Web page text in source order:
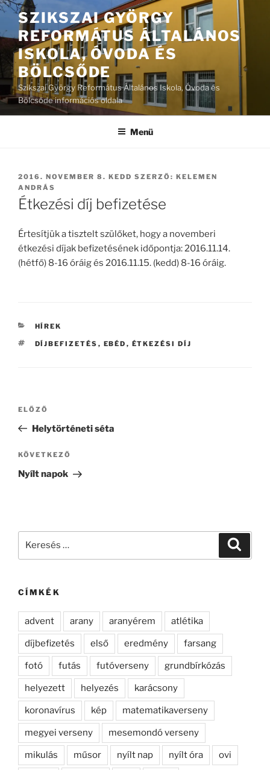
Tartalomhoz
SZIKSZAI GYÖRGY
REFORMÁTUS ÁLTALÁNOS
ISKOLA, ÓVODA ÉS
BÖLCSŐDE
Szikszai György Református Általános Iskola, Óvoda és
Bölcsőde információs oldala
Menü
BEKÜLDVE:
2016. NOVEMBER 8. KEDD SZERZŐ: KELEMEN
ANDRÁS
Étkezési díj befizetése
Értesítjük a tisztelt szülőket, hogy a novemberi
étkezési díjak befizetésének időpontja: 2016.11.14.
(hétfő) 8-16 óráig és 2016.11.15. (kedd) 8-16 óráig.
KATEGÓRIÁK
HÍREK
CÍMKÉK
DÍJBEFIZETÉS , EBÉD , ÉTKEZÉSI DÍJ
Bejegyzés
Korábbi
bejegyzés
ELŐZŐ
Helytörténeti séta
Következő
bejegyzés
KÖVETKEZŐ
Nyílt napok
CÍMKÉK
advent arany aranyérem atlétika
díjbefizetés első eredmény farsang
fotó futás futóverseny grundbírkózás
helyezett helyezés karácsony
koronavírus kép matematikaverseny
megyei verseny mesemondó verseny
mikulás műsor nyílt nap nyílt óra ovi